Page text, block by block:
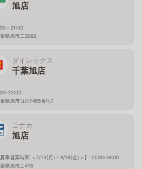
旭店
～21:00
県旭市二3092
ダイレックス
千葉旭店
22:00
県旭市ロの1465番地1
コナカ
旭店
夏季営業時間 ＜7/13(月)～9/18(金)＞】 10:00-19:00
県旭市ニ416